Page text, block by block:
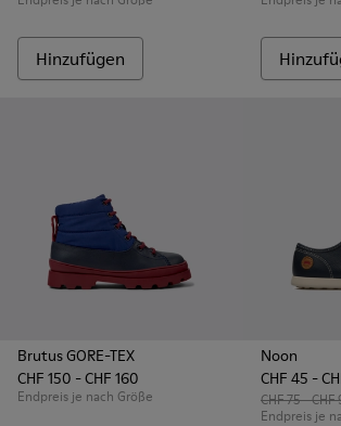
Hinzufügen
Brutus GORE-TEX
CHF 150 - CHF 160
Endpreis je nach Größe
Noon
CHF 45 -
CHF 75 - CHF
Endpreis je